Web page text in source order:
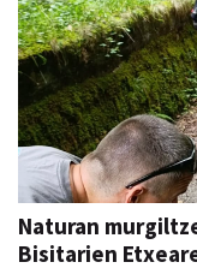
Naturan
Bisitarien